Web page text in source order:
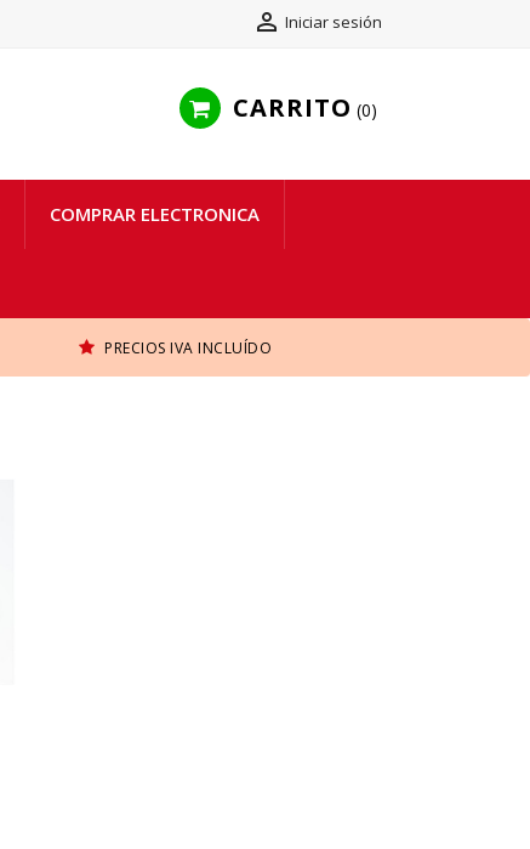
 Iniciar sesión
CARRITO 0
COMPRAR ELECTRONICA
PRECIOS IVA INCLUÍDO